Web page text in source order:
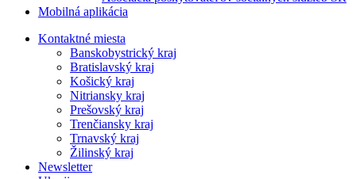
Mobilná aplikácia
Kontaktné miesta
Banskobystrický kraj
Bratislavský kraj
Košický kraj
Nitriansky kraj
Prešovský kraj
Trenčiansky kraj
Trnavský kraj
Žilinský kraj
Newsletter